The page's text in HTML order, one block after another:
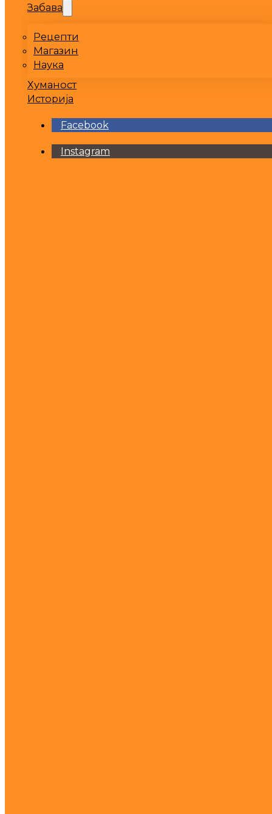
Забава
Рецепти
Магазин
Наука
Хуманост
Историја
Facebook
Instagram